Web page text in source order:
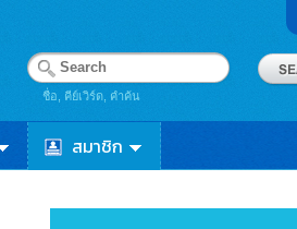
ชื่อ, คีย์เวิร์ด, คำค้น
สมาชิก